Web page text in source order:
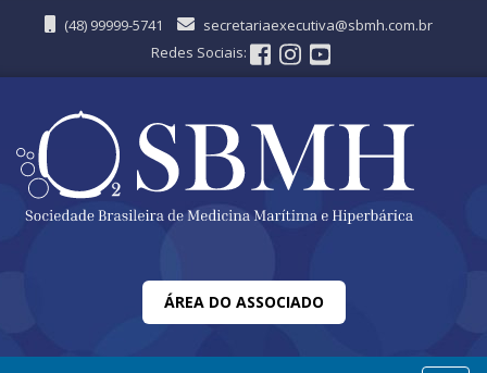
(48) 99999-5741
secretariaexecutiva@sbmh.com.br
Redes Sociais:
ÁREA DO ASSOCIADO